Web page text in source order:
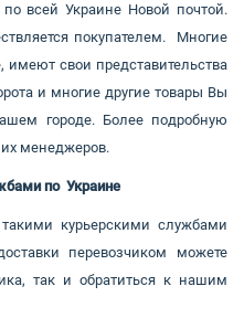
73 18
73 18
ОКНА
ОКНА
БЛОК
ЛОДЖИИ
БАЛКОН
ДВЕРИ
ДВЕРИ
СИСТЕМЫ
РОЛЕТЫ
всей Украине Новой почтой.
покупателем. Многие
свои представительства
и многие другие товары Вы
городе. Более подробную
менеджеров.
по Украине
курьерскими службами
перевозчиком можете
так и обратиться к нашим